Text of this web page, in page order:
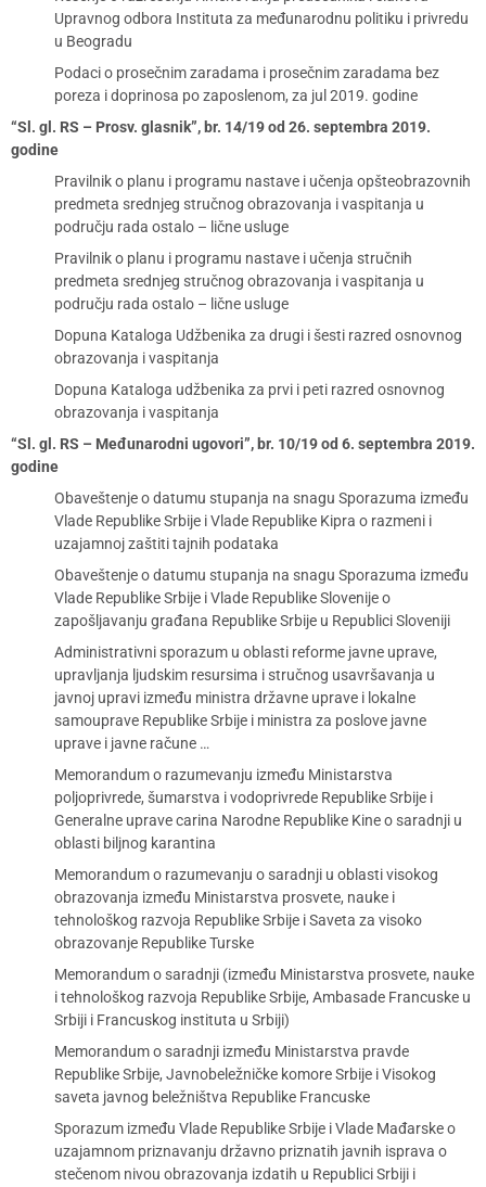
Upravnog odbora Instituta za međunarodnu politiku i privredu
u Beogradu
Podaci o prosečnim zaradama i prosečnim zaradama bez
poreza i doprinosa po zaposlenom, za jul 2019. godine
“Sl. gl. RS – Prosv. glasnik”, br. 14/19 od 26. septembra 2019.
godine
Pravilnik o planu i programu nastave i učenja opšteobrazovnih
predmeta srednjeg stručnog obrazovanja i vaspitanja u
području rada ostalo – lične usluge
Pravilnik o planu i programu nastave i učenja stručnih
predmeta srednjeg stručnog obrazovanja i vaspitanja u
području rada ostalo – lične usluge
Dopuna Kataloga Udžbenika za drugi i šesti razred osnovnog
obrazovanja i vaspitanja
Dopuna Kataloga udžbenika za prvi i peti razred osnovnog
obrazovanja i vaspitanja
“Sl. gl. RS – Međunarodni ugovori”, br. 10/19 od 6. septembra 2019.
godine
Obaveštenje o datumu stupanja na snagu Sporazuma između
Vlade Republike Srbije i Vlade Republike Kipra o razmeni i
uzajamnoj zaštiti tajnih podataka
Obaveštenje o datumu stupanja na snagu Sporazuma između
Vlade Republike Srbije i Vlade Republike Slovenije o
zapošljavanju građana Republike Srbije u Republici Sloveniji
Administrativni sporazum u oblasti reforme javne uprave,
upravljanja ljudskim resursima i stručnog usavršavanja u
javnoj upravi između ministra državne uprave i lokalne
samouprave Republike Srbije i ministra za poslove javne
uprave i javne račune …
Memorandum o razumevanju između Ministarstva
poljoprivrede, šumarstva i vodoprivrede Republike Srbije i
Generalne uprave carina Narodne Republike Kine o saradnji u
oblasti biljnog karantina
Memorandum o razumevanju o saradnji u oblasti visokog
obrazovanja između Ministarstva prosvete, nauke i
tehnološkog razvoja Republike Srbije i Saveta za visoko
obrazovanje Republike Turske
Memorandum o saradnji (između Ministarstva prosvete, nauke
i tehnološkog razvoja Republike Srbije, Ambasade Francuske u
Srbiji i Francuskog instituta u Srbiji)
Memorandum o saradnji između Ministarstva pravde
Republike Srbije, Javnobeležničke komore Srbije i Visokog
saveta javnog beležništva Republike Francuske
Sporazum između Vlade Republike Srbije i Vlade Mađarske o
uzajamnom priznavanju državno priznatih javnih isprava o
stečenom nivou obrazovanja izdatih u Republici Srbiji i